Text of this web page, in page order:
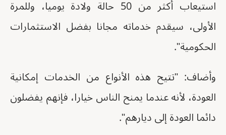
استيعاب أكثر من 50 حالة ولادة يوميا، وللمرة
الأولى، سيقدم خدماته مجانا بفضل الاستثمارات
الحكومية".
وأضاف: "تتيح هذه الأنواع من الخدمات إمكانية
العودة، لأنه عندما يمنح الناس خيارا، فإنهم يفضلون
دائما العودة إلى ديارهم".